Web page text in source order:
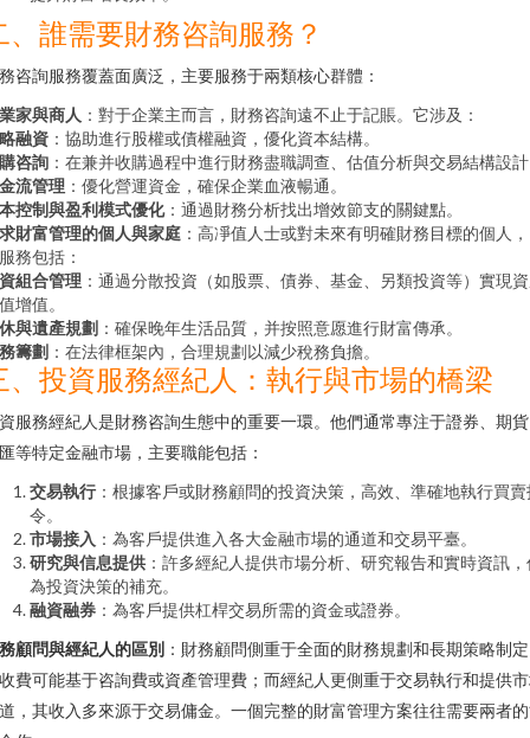
、誰需要財務咨詢服務？
咨詢服務覆蓋面廣泛，主要服務于兩類核心群體：
家與商人 ：對于企業主而言，財務咨詢遠不止于記賬。它涉及：
融資 ：協助進行股權或債權融資，優化資本結構。
咨詢 ：在兼并收購過程中進行財務盡職調查、估值分析與交易結構設
流管理 ：優化營運資金，確保企業血液暢通。
控制與盈利模式優化：通過財務分析找出增效節支的關鍵點。
財富管理的個人與家庭 ：高凈值人士或對未來有明確財務目標的個人
務包括：
組合管理 ：通過分散投資（如股票、債券、基金、另類投資等）實現
增值。
與遺產規劃 ：確保晚年生活品質，并按照意愿進行財富傳承。
籌劃 ：在法律框架內，合理規劃以減少稅務負擔。
、投資服務經紀人：執行與市場的橋梁
服務經紀人是財務咨詢生態中的重要一環。他們通常專注于證券、期
等特定金融市場，主要職能包括：
交易執行 ：根據客戶或財務顧問的投資決策，高效、準確地執行買賣
令。
市場接入 ：為客戶提供進入各大金融市場的通道和交易平臺。
研究與信息提供 ：許多經紀人提供市場分析、研究報告和實時資訊，
為投資決策的補充。
融資融券 ：為客戶提供杠桿交易所需的資金或證券。
顧問與經紀人的區別 ：財務顧問側重于全面的財務規劃和長期策略制
費可能基于咨詢費或資產管理費；而經紀人更側重于交易執行和提供
，其收入多來源于交易傭金。一個完整的財富管理方案往往需要兩者